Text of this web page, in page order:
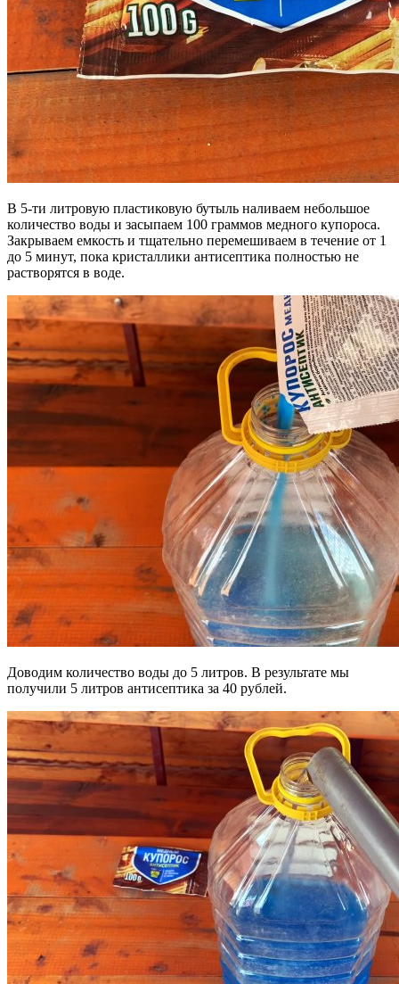
В 5-ти литровую пластиковую бутыль наливаем небольшое
количество воды и засыпаем 100 граммов медного купороса.
Закрываем емкость и тщательно перемешиваем в течение от 1
до 5 минут, пока кристаллики антисептика полностью не
растворятся в воде.
Доводим количество воды до 5 литров. В результате мы
получили 5 литров антисептика за 40 рублей.